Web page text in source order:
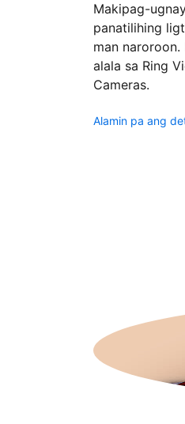
Makipag-
panatilihing
man
alala sa Ring
Cameras.
Alamin pa ang